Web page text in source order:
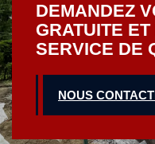
DEMANDEZ
GRATUITE ET
SERVICE DE
NOUS